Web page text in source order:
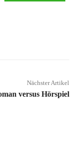
Nächster Artikel
versus Hörspiel